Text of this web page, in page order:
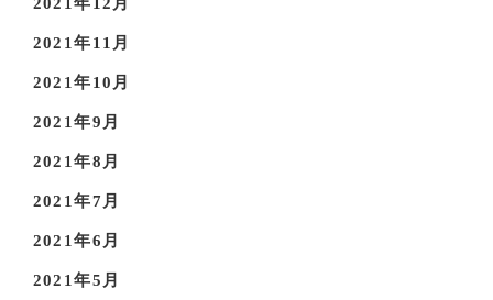
2021年11月
2021年10月
2021年9月
2021年8月
2021年7月
2021年6月
2021年5月